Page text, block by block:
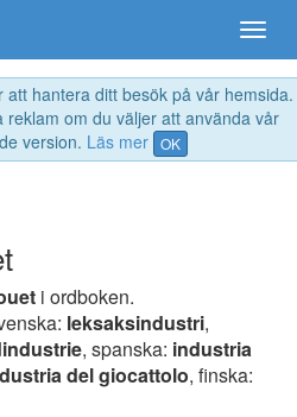
hantera ditt besök på vår hemsida.
reklam om du väljer att använda vår
version. Läs mer OK
i ordboken.
leksaksindustri,
, spanska: industria
del giocattolo, finska: